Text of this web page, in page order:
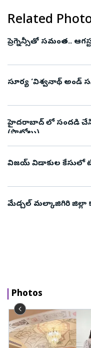
Related
ప్రెగ్నెన్సీతో సమంత..
సూర్య ‘విశ్వనాథ్ అండ్
హైదరాబాద్ లో సందడి
(ఫొటోలు)
విజయ్ విడాకుల కేసులో
మేడ్చల్ మల్కాజిగిరి జిల్లా
Photos